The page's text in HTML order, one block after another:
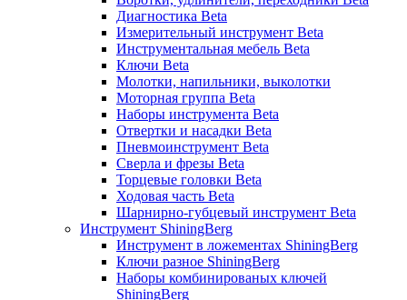
Диагностика Beta
Измерительный инструмент Beta
Инструментальная мебель Beta
Ключи Beta
Молотки, напильники, выколотки
Моторная группа Beta
Наборы инструмента Beta
Отвертки и насадки Beta
Пневмоинструмент Beta
Сверла и фрезы Beta
Торцевые головки Beta
Ходовая часть Beta
Шарнирно-губцевый инструмент Beta
Инструмент ShiningBerg
Инструмент в ложементах ShiningBerg
Ключи разное ShiningBerg
Наборы комбинированых ключей
ShiningBerg